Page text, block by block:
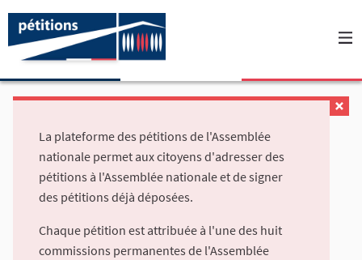
La plateforme des pétitions de l'Assemblée
nationale permet aux citoyens d'adresser des
pétitions à l'Assemblée nationale et de signer
des pétitions déjà déposées.
Chaque pétition est attribuée à l'une des huit
commissions permanentes de l'Assemblée